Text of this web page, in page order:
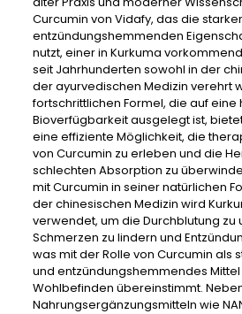
Curcumin von Vidafy, das die
entzündungshemmenden
nutzt, einer in Kurkuma
seit Jahrhunderten sowohl in der
der ayurvedischen Medizin verehrt
fortschrittlichen Formel, die auf eine
Bioverfügbarkeit ausgelegt ist, bietet
eine effiziente Möglichkeit, die
von Curcumin zu erleben und die
schlechten Absorption zu
mit Curcumin in seiner natürlichen
der chinesischen Medizin wird
verwendet, um die Durchblutung zu
Schmerzen zu lindern und
was mit der Rolle von Curcumin als
und entzündungshemmendes
Wohlbefinden übereinstimmt.
Nahrungsergänzungsmitteln wie